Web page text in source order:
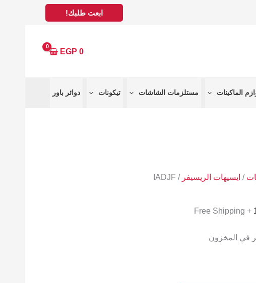
ابعت طلبك!
0
EGP
مستلزمات الشاشات تيكونات دوائر باور
/ ايسيهات الريسيفر / IADJF
+ Free Shipping
في المخزون